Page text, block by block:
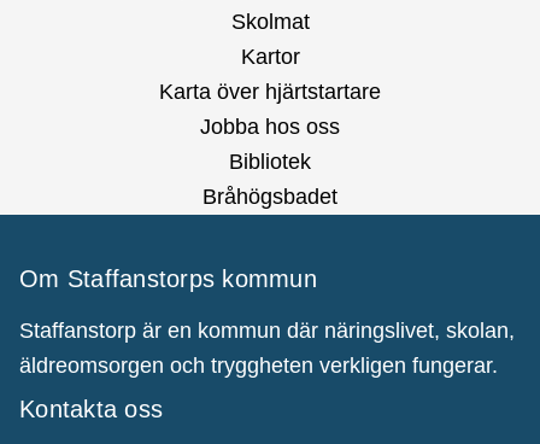
Skolmat
Kartor
Karta över hjärtstartare
Jobba hos oss
Bibliotek
Bråhögsbadet
Om Staffanstorps kommun
Staffanstorp är en kommun där näringslivet, skolan,
äldreomsorgen och tryggheten verkligen fungerar.
Kontakta oss